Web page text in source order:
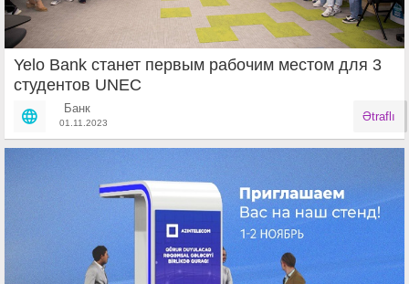
Yelo Bank станет первым рабочим местом для 3
студентов UNEC
Банк
01.11.2023 Ətraflı